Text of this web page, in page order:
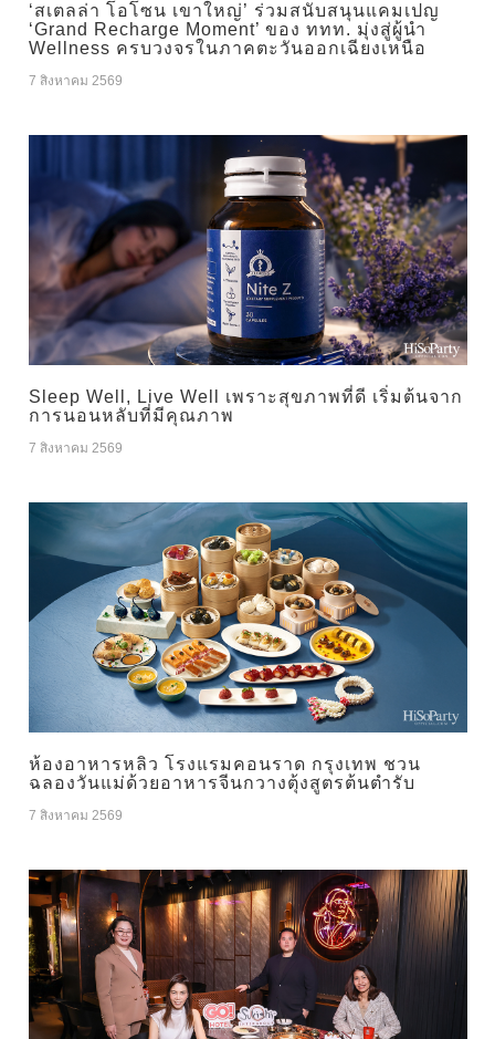
‘สเตลล่า โอโซน เขาใหญ่’ ร่วมสนับสนุนแคมเปญ
‘Grand Recharge Moment’ ของ ททท. มุ่งสู่ผู้นำ
Wellness ครบวงจรในภาคตะวันออกเฉียงเหนือ
7 สิงหาคม 2569
Sleep Well, Live Well เพราะสุขภาพที่ดี เริ่มต้นจาก
การนอนหลับที่มีคุณภาพ
7 สิงหาคม 2569
ห้องอาหารหลิว โรงแรมคอนราด กรุงเทพ ชวน
ฉลองวันแม่ด้วยอาหารจีนกวางตุ้งสูตรต้นตำรับ
7 สิงหาคม 2569